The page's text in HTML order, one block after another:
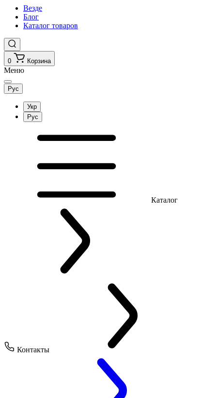
Везде
Блог
Каталог товаров
0 Корзина
Меню
Рус
Укр
Рус
Каталог
Контакты